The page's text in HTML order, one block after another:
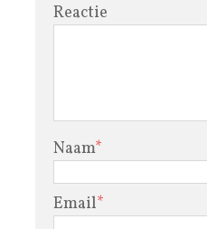
Reactie
Naam*
Email*